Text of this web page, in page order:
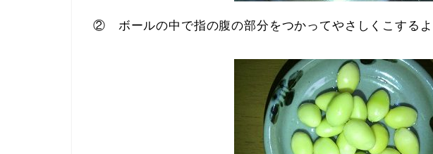
② ボールの中で指の腹の部分をつかってやさしくこするよ